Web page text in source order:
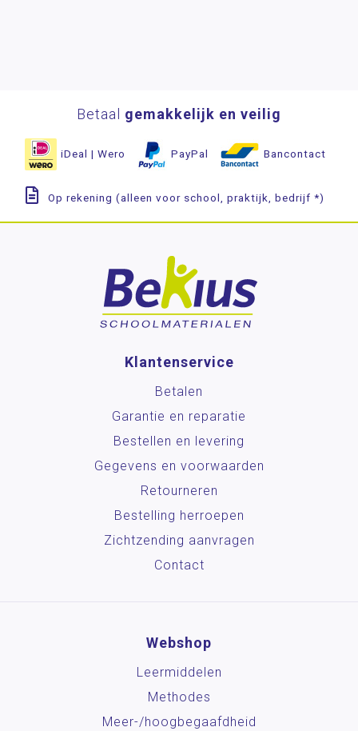
Betaal gemakkelijk en veilig
iDeal | Wero PayPal Bancontact
Op rekening (alleen voor school, praktijk, bedrijf *)
Klantenservice
Betalen
Garantie en reparatie
Bestellen en levering
Gegevens en voorwaarden
Retourneren
Bestelling herroepen
Zichtzending aanvragen
Contact
Webshop
Leermiddelen
Methodes
Meer-/hoog­begaafdheid